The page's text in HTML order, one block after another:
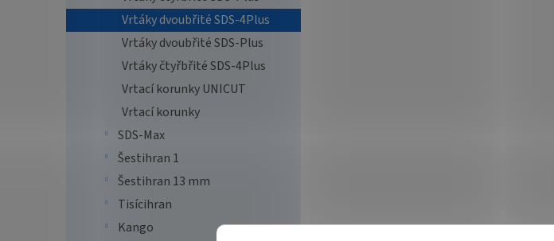
Vrtáky dvoubřité SDS-4Plus
Vrtáky dvoubřité SDS-Plus
Vrtáky čtyřbřité SDS-4Plus
Vrtací korunky UNICUT
Vrtací korunky
SDS-Max
Šestihran 1
Šestihran 13 mm
Tisícihran
Kango